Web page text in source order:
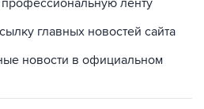
главных новостей сайта
новости в официальном